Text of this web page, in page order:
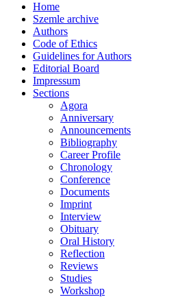
Home
Szemle archive
Authors
Code of Ethics
Guidelines for Authors
Editorial Board
Impressum
Sections
Agora
Anniversary
Announcements
Bibliography
Career Profile
Chronology
Conference
Documents
Imprint
Interview
Obituary
Oral History
Reflection
Reviews
Studies
Workshop